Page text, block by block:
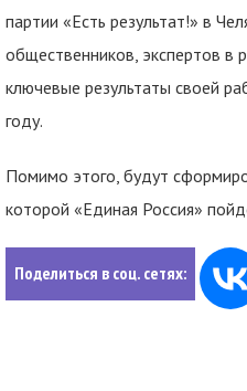
партии «Есть результат!» в
общественников, экспертов в
ключевые результаты своей
году.
Помимо этого, будут
которой «Единая Россия»
Поделиться в соц. сетях: